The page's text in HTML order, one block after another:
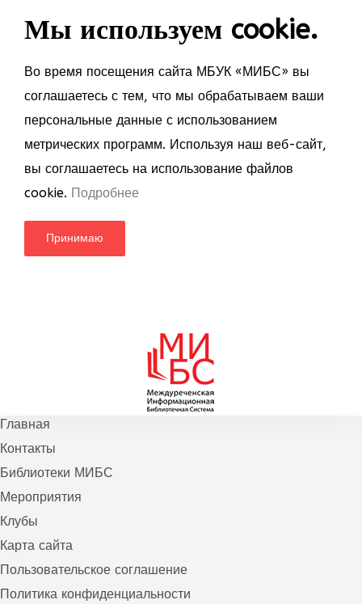
Мы используем cookie.
Во время посещения сайта МБУК «МИБС» вы
соглашаетесь с тем, что мы обрабатываем ваши
персональные данные с использованием
метрических программ. Используя наш веб-сайт,
вы соглашаетесь на использование файлов
cookie. Подробнее
Принимаю
Главная
Контакты
Библиотеки МИБС
Мероприятия
Клубы
Карта сайта
Пользовательское соглашение
Политика конфиденциальности